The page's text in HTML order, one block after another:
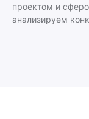
проектом и
анализируем